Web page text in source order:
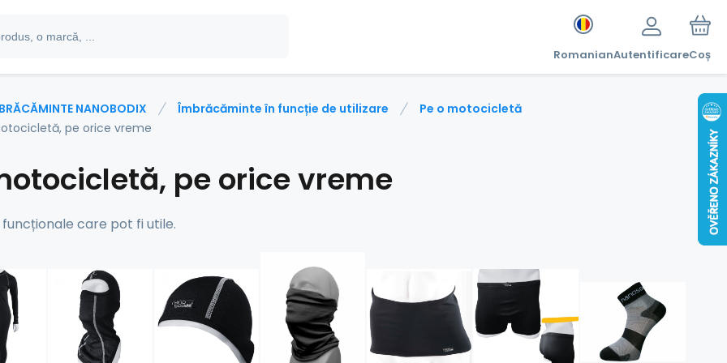
RomanianAutentificareCoș
NANOBODIX Îmbrăcăminte în funcție de utilizare
Pe o motocicletă
pe orice vreme
pe orice vreme
care pot fi utile.